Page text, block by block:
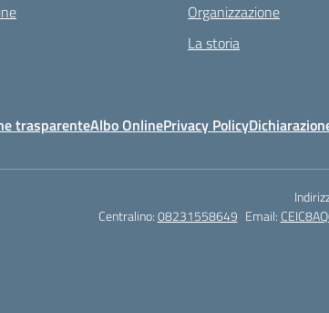
Organizzazione
La storia
trasparenteAlbo OnlinePrivacy Policy
Centralino:08231558649 Email: